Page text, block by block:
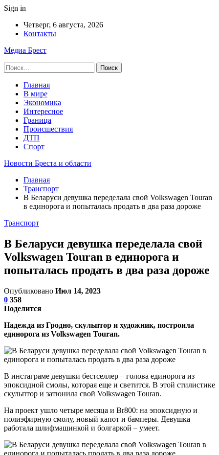
Sign in
Четверг, 6 августа, 2026
Контакты
Медиа Брест
Главная
В мире
Экономика
Интересное
Граница
Происшествия
ДТП
Спорт
Новости Бреста и области
Главная
Транспорт
В Беларуси девушка переделала свой Volkswagen Touran
в единорога и попыталась продать в два раза дороже
Транспорт
В Беларуси девушка переделала свой
Volkswagen Touran в единорога и
попыталась продать в два раза дороже
Опубликовано Июл 14, 2023
0 358
Поделится
Надежда из Гродно, скульптор и художник, построила
единорога из Volkswagen Touran.
В инстаграме девушки бестселлер – голова единорога из
эпоксидной смолы, которая еще и светится. В этой стилистике
скульптор и затюнила свой Volkswagen Touran.
На проект ушло четыре месяца и Br800: на эпоксидную и
полиэфирную смолу, новый капот и бамперы. Девушка
работала шлифмашинкой и болгаркой – умеет.